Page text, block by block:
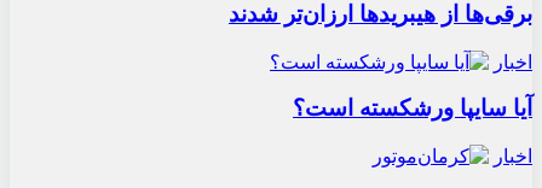
برقی‌ها از هیبریدها ارزان‌تر شدند
اخبار
آیا سایپا ورشکسته است؟
اخبار